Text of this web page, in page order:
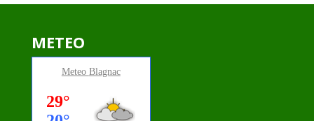
METEO
Meteo Blagnac